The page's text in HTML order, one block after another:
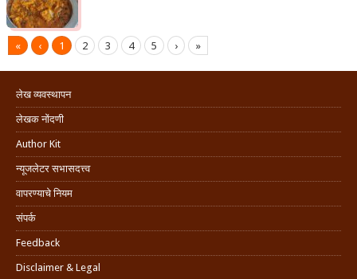
« ‹ 1 2 3 4 5 › »
लेख व्यवस्थापन
लेखक नोंदणी
Author Kit
न्यूजलेटर सभासदत्त्व
वापरण्याचे नियम
संपर्क
Feedback
Disclaimer & Legal